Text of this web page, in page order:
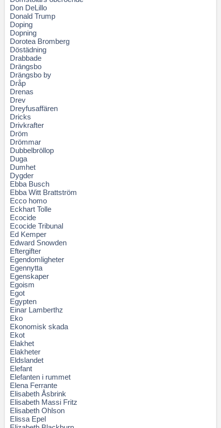
Don DeLillo
Donald Trump
Doping
Dopning
Dorotea Bromberg
Döstädning
Drabbade
Drängsbo
Drängsbo by
Dråp
Drenas
Drev
Dreyfusaffären
Dricks
Drivkrafter
Dröm
Drömmar
Dubbelbröllop
Duga
Dumhet
Dygder
Ebba Busch
Ebba Witt Brattström
Ecco homo
Eckhart Tolle
Ecocide
Ecocide Tribunal
Ed Kemper
Edward Snowden
Eftergifter
Egendomligheter
Egennytta
Egenskaper
Egoism
Egot
Egypten
Einar Lamberthz
Eko
Ekonomisk skada
Ekot
Elakhet
Elakheter
Eldslandet
Elefant
Elefanten i rummet
Elena Ferrante
Elisabeth Åsbrink
Elisabeth Massi Fritz
Elisabeth Ohlson
Elissa Epel